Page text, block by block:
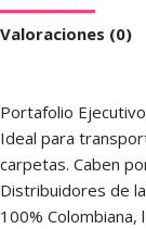
Valoraciones (0)
Portafolio
Ideal para
carpetas. Caben
Distribuidores de
100%